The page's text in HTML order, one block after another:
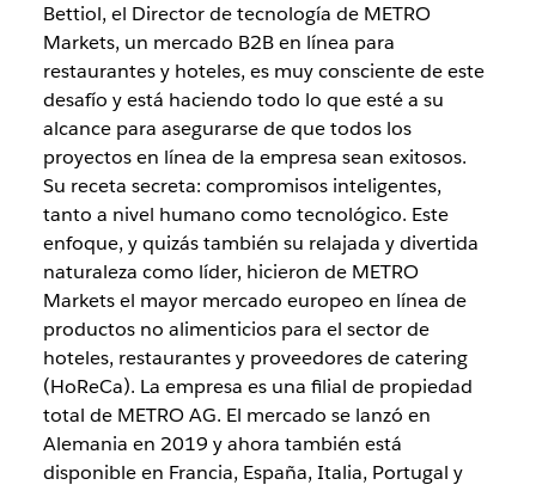
Bettiol, el Director de tecnología de METRO
Markets, un mercado B2B en línea para
restaurantes y hoteles, es muy consciente de este
desafío y está haciendo todo lo que esté a su
alcance para asegurarse de que todos los
proyectos en línea de la empresa sean exitosos.
Su receta secreta: compromisos inteligentes,
tanto a nivel humano como tecnológico. Este
enfoque, y quizás también su relajada y divertida
naturaleza como líder, hicieron de METRO
Markets el mayor mercado europeo en línea de
productos no alimenticios para el sector de
hoteles, restaurantes y proveedores de catering
(HoReCa). La empresa es una filial de propiedad
total de METRO AG. El mercado se lanzó en
Alemania en 2019 y ahora también está
disponible en Francia, España, Italia, Portugal y